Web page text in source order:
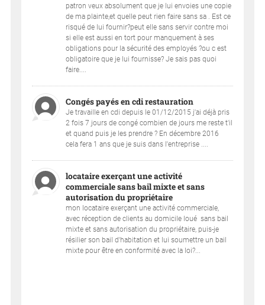
patron veux absolument que je lui envoies une copie
de ma plainte,et quelle peut rien faire sans sa . Est ce
risqué de lui fournir?peut elle sans servir contre moi
si elle est aussi en tort pour manquement à ses
obligations pour la sécurité des employés ?ou c est
obligatoire que je lui fournisse? Je sais pas quoi
faire....
Congés payés en cdi restauration
Je travaille en cdi depuis le 01/12/2015 j'ai déjà pris
2 fois 7 jours de congé combien de jours me reste t'il
et quand puis je les prendre ? En décembre 2016
cela fera 1 ans que je suis dans l'entreprise ....
locataire exerçant une activité
commerciale sans bail mixte et sans
autorisation du propriétaire
mon locataire exerçant une activité commerciale,
avec réception de clients au domicile loué sans bail
mixte et sans autorisation du propriétaire, puis-je
résilier son bail d'habitation et lui soumettre un bail
mixte pour être en conformité avec la loi?...